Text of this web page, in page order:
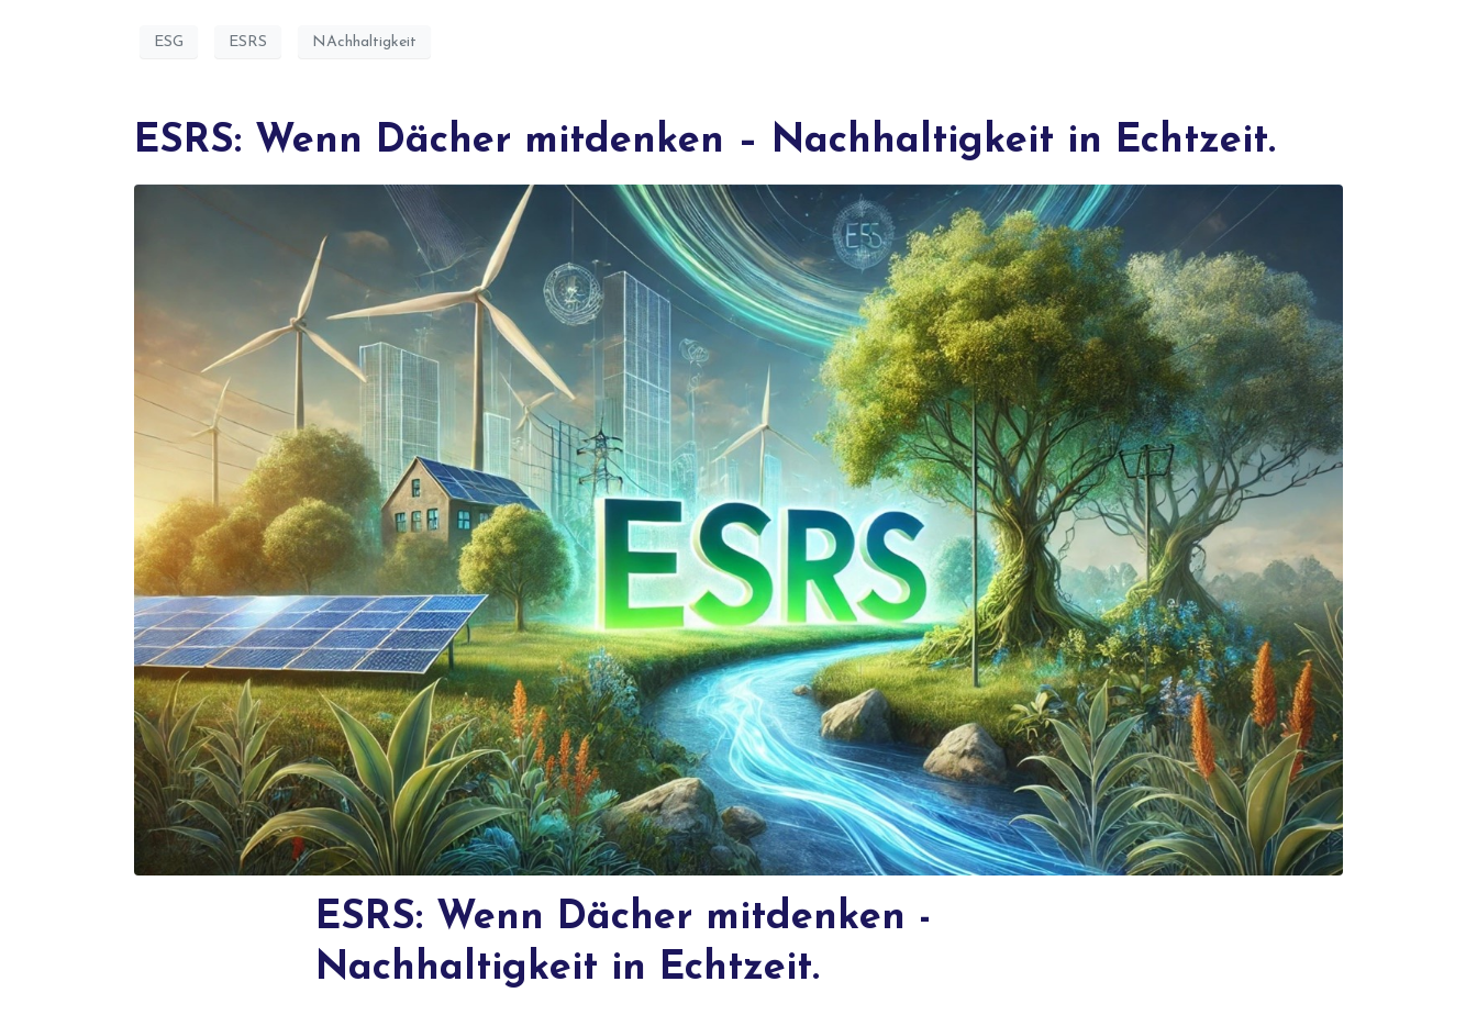
ESG ESRS NAchhaltigkeit
ESRS: Wenn Dächer mitdenken – Nachhaltigkeit in Echtzeit.
ESRS: Wenn Dächer mitdenken -
Nachhaltigkeit in Echtzeit.